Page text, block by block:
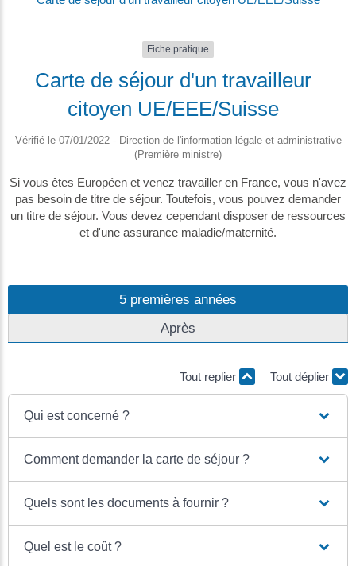
Fiche pratique
Carte de séjour d'un travailleur
citoyen UE/EEE/Suisse
Vérifié le 07/01/2022 - Direction de l'information légale et administrative
(Première ministre)
Si vous êtes Européen et venez travailler en France, vous n'avez
pas besoin de titre de séjour. Toutefois, vous pouvez demander
un titre de séjour. Vous devez cependant disposer de ressources
et d'une assurance maladie/maternité.
5 premières années
Après
Tout replier Tout déplier
Qui est concerné ?
Comment demander la carte de séjour ?
Quels sont les documents à fournir ?
Quel est le coût ?